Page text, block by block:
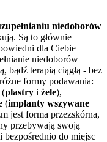
niedoborów
Są to głównie
dla Ciebie
niedoborów
bądź terapią ciągłą - bez
formy podawania:
(plastry i żele),
(implanty wszywane
jest forma przezskórna,
przebywają swoją
do miejsc